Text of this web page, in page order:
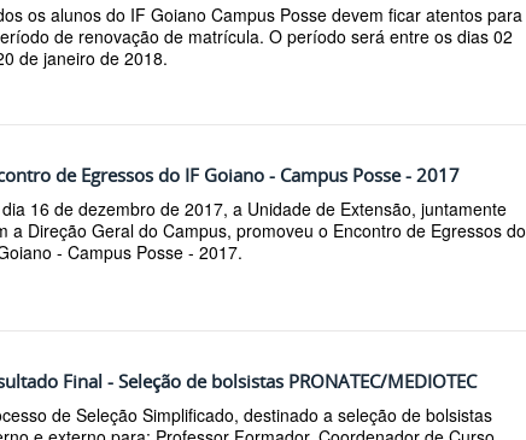
os alunos do IF Goiano Campus Posse devem ficar atentos para
de renovação de matrícula. O período será entre os dias 02
de janeiro de 2018.
de Egressos do IF Goiano - Campus Posse - 2017
16 de dezembro de 2017, a Unidade de Extensão, juntamente
a Direção Geral do Campus, promoveu o Encontro de Egressos do
- Campus Posse - 2017.
Final - Seleção de bolsistas PRONATEC/MEDIOTEC
de Seleção Simplificado, destinado a seleção de bolsistas